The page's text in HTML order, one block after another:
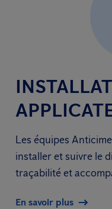
Les équipes
installer et suivre le
traçabilité et
En savoir plus